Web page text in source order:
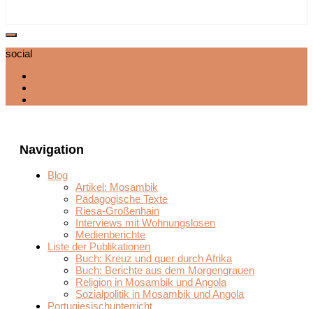
social
Navigation
Blog
Artikel: Mosambik
Pädagogische Texte
Riesa-Großenhain
Interviews mit Wohnungslosen
Medienberichte
Liste der Publikationen
Buch: Kreuz und quer durch Afrika
Buch: Berichte aus dem Morgengrauen
Religion in Mosambik und Angola
Sozialpolitik in Mosambik und Angola
Portugiesischunterricht